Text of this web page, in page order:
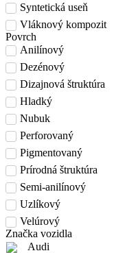
Syntetická useň
Vláknový kompozit
Povrch
Anilínový
Dezénový
Dizajnová štruktúra
Hladký
Nubuk
Perforovaný
Pigmentovaný
Prírodná štruktúra
Semi-anilínový
Uzlíkový
Velúrový
Značka vozidla
Audi